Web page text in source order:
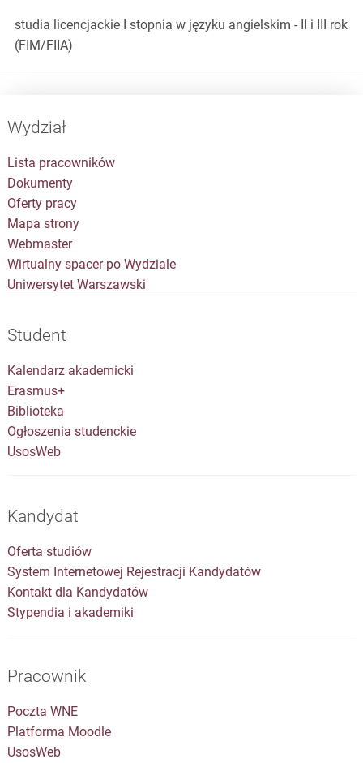
studia licencjackie I stopnia w języku angielskim - II i III rok
(FIM/FIIA)
Wydział
Lista pracowników
Dokumenty
Oferty pracy
Mapa strony
Webmaster
Wirtualny spacer po Wydziale
Uniwersytet Warszawski
Student
Kalendarz akademicki
Erasmus+
Biblioteka
Ogłoszenia studenckie
UsosWeb
Kandydat
Oferta studiów
System Internetowej Rejestracji Kandydatów
Kontakt dla Kandydatów
Stypendia i akademiki
Pracownik
Poczta WNE
Platforma Moodle
UsosWeb